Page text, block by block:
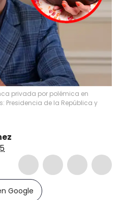
privada por polémica en
Presidencia de la República y
Google